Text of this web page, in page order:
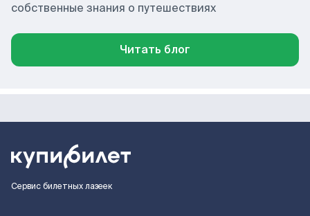
собственные знания о путешествиях
Читать блог
Сервис билетных лазеек